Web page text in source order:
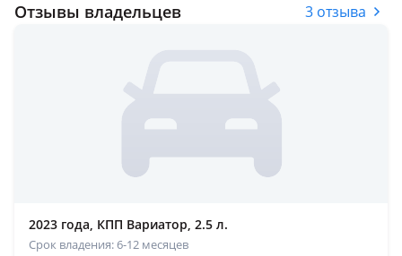
Отзывы владельцев 3 отзыва
2023 года, КПП Вариатор, 2.5 л.
Срок владения: 6-12 месяцев